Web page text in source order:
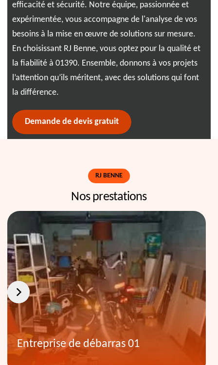
efficacité et sécurité. Notre équipe, passionnée et
expérimentée, vous accompagne de l'analyse de vos
besoins à la mise en œuvre de solutions sur mesure.
En choisissant RJ Benne, vous optez pour la qualité et
la fiabilité à 01390. Ensemble, donnons à vos projets
l’attention qu’ils méritent, avec des solutions qui font
la différence.
Demande de devis gratuit
RJ BENNE
Nos prestations
Entreprise de débarras 01